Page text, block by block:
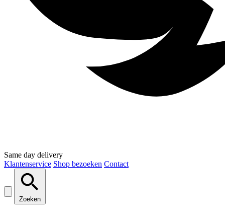
Same day delivery
Klantenservice Shop bezoeken Contact
Zoeken